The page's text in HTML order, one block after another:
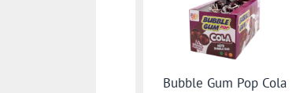
Bubble Gum Pop Cola